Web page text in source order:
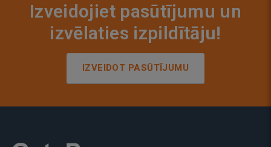
Izveidojiet pasūtījumu un
izvēlaties izpildītāju!
IZVEIDOT PASŪTĪJUMU